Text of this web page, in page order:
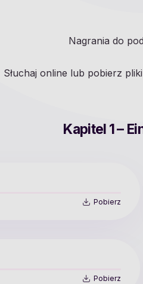
Nagrania do
Słuchaj online lub pobierz
Kapitel 1 –
Pobierz
Pobierz